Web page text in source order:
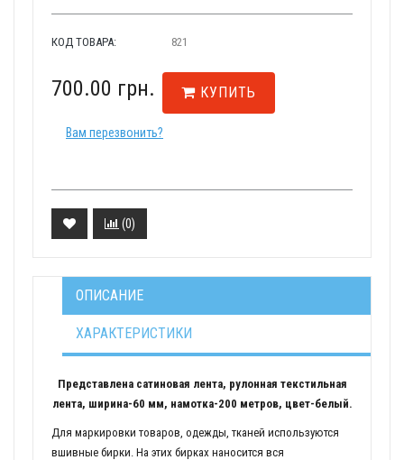
КОД ТОВАРА: 821
700.00 грн. КУПИТЬ
Вам перезвонить?
(0)
ОПИСАНИЕ
ХАРАКТЕРИСТИКИ
Представлена сатиновая лента, рулонная текстильная
лента, ширина-60 мм, намотка-200 метров, цвет-белый.
Для маркировки товаров, одежды, тканей используются
вшивные бирки. На этих бирках наносится вся